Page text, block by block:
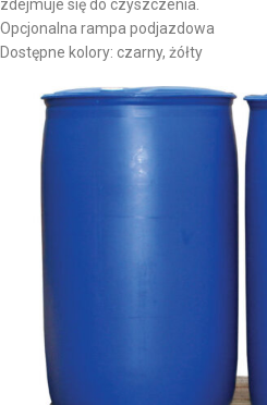
zdejmuje się do czyszczenia.
Opcjonalna rampa podjazdowa
Dostępne kolory: czarny, żółty